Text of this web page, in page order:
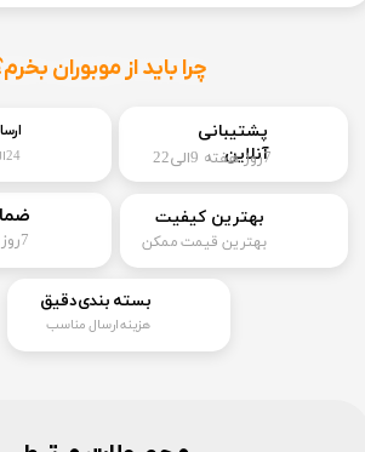
​​پشتیبانی
آنلاین7روز هفته 9الی22
چرا باید از موبوران
​7روز مهلت تست
بهترین کیفیت
بهترین قیمت ممکن
24الی72 ساعت کاری
​بسته بندی دقیق​​​​​​​
هزینه ارسال مناسب